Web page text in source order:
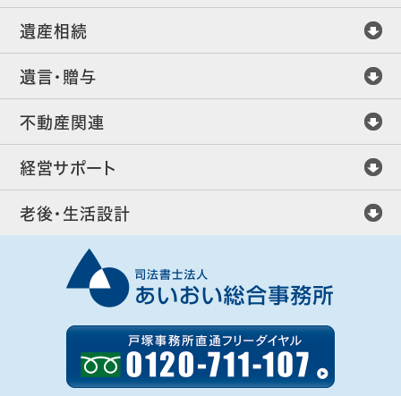
遺産相続
遺言・贈与
不動産関連
経営サポート
老後・生活設計